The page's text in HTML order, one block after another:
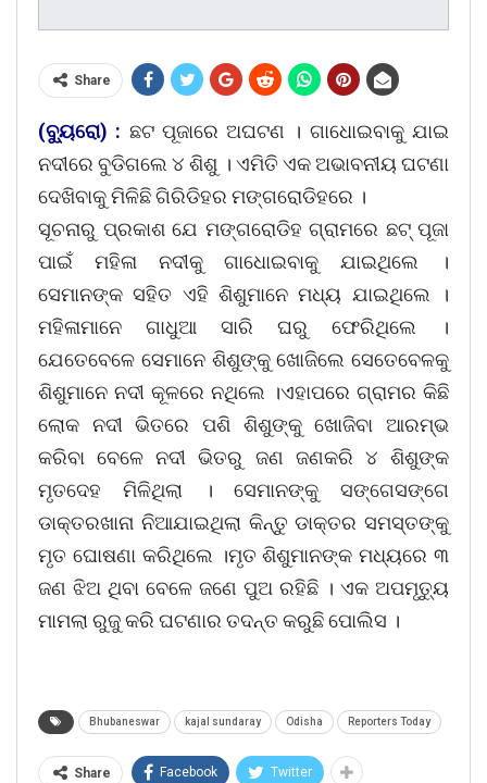
Share
(ବ୍ୟୁରୋ) : ଛଟ ପୂଜାରେ ଅଘଟଣ । ଗାଧୋଇବାକୁ ଯାଇ
ନଦୀରେ ବୁଡିଗଲେ ୪ ଶିଶୁ । ଏମିତି ଏକ ଅଭାବନୀୟ ଘଟଣା
ଦେଖିବାକୁ ମିଳିଛି ଗିରିଡିହର ମଙ୍ଗରୋଡିହରେ ।
ସୂଚନାରୁ ପ୍ରକାଶ ଯେ ମଙ୍ଗରୋଡିହ ଗ୍ରାମରେ ଛଟ୍ ପୂଜା
ପାଇଁ ମହିଳା ନଦୀକୁ ଗାଧୋଇବାକୁ ଯାଇଥିଲେ ।
ସେମାନଙ୍କ ସହିତ ଏହି ଶିଶୁମାନେ ମଧ୍ୟ ଯାଇଥିଲେ ।
ମହିଳାମାନେ ଗାଧୁଆ ସାରି ଘରୁ ଫେରିଥିଲେ ।
ଯେତେବେଳେ ସେମାନେ ଶିଶୁଙ୍କୁ ଖୋଜିଲେ ସେତେବେଳକୁ
ଶିଶୁମାନେ ନଦୀ କୂଳରେ ନଥିଲେ ।ଏହାପରେ ଗ୍ରାମର କିଛି
ଲୋକ ନଦୀ ଭିତରେ ପଶି ଶିଶୁଙ୍କୁ ଖୋଜିବା ଆରମ୍ଭ
କରିବା ବେଳେ ନଦୀ ଭିତରୁ ଜଣ ଜଣକରି ୪ ଶିଶୁଙ୍କ
ମୃତଦେହ ମିଳିଥିଲା । ସେମାନଙ୍କୁ ସଙ୍ଗେସଙ୍ଗେ
ଡାକ୍ତରଖାନା ନିଆଯାଇଥିଲା କିନ୍ତୁ ଡାକ୍ତର ସମସ୍ତଙ୍କୁ
ମୃତ ଘୋଷଣା କରିଥିଲେ ।ମୃତ ଶିଶୁମାନଙ୍କ ମଧ୍ୟରେ ୩
ଜଣ ଝିଅ ଥିବା ବେଳେ ଜଣେ ପୁଅ ରହିଛି । ଏକ ଅପମୃତ୍ୟୁ
ମାମଲା ରୁଜୁ କରି ଘଟଣାର ତଦନ୍ତ କରୁଛି ପୋଲିସ ।
Bhubaneswar kajal sundaray Odisha Reporters Today
Share Facebook Twitter